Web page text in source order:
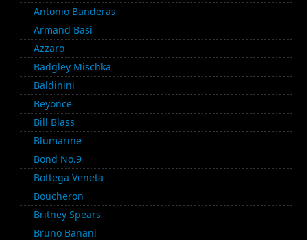
Antonio Banderas
Armand Basi
Azzaro
Badgley Mischka
Baldinini
Beyonce
Bill Blass
Blumarine
Bond No.9
Bottega Veneta
Boucheron
Britney Spears
Bruno Banani